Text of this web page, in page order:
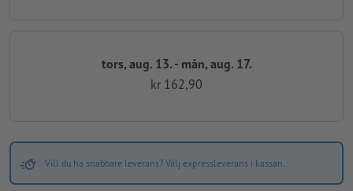
tors, aug. 13. - mån, aug. 17.
kr 162,90
Vill du ha snabbare leverans? Välj expressleverans i kassan.